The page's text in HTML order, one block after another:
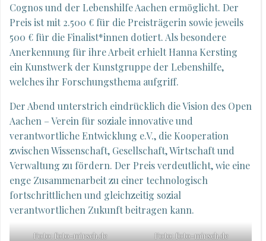
Cognos und der Lebenshilfe Aachen ermöglicht. Der
Preis ist mit 2.500 € für die Preisträgerin sowie jeweils
500 € für die Finalist*innen dotiert. Als besondere
Anerkennung für ihre Arbeit erhielt Hanna Kersting
ein Kunstwerk der Kunstgruppe der Lebenshilfe,
welches ihr Forschungsthema aufgriff.
Der Abend unterstrich eindrücklich die Vision des Open
Aachen – Verein für soziale innovative und
verantwortliche Entwicklung e.V., die Kooperation
zwischen Wissenschaft, Gesellschaft, Wirtschaft und
Verwaltung zu fördern. Der Preis verdeutlicht, wie eine
enge Zusammenarbeit zu einer technologisch
fortschrittlichen und gleichzeitig sozial
verantwortlichen Zukunft beitragen kann.
Foto: foto-mirsch.de Foto: foto-mirsch.de